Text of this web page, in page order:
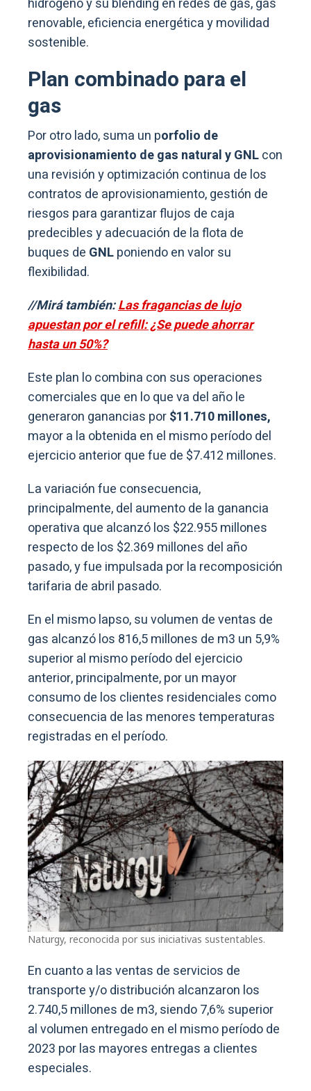
renovable, eficiencia energética y movilidad
sostenible.
Plan combinado para el
gas
Por otro lado, suma un porfolio de
aprovisionamiento de gas natural y GNLcon
una revisión y optimización continua de los
contratos de aprovisionamiento, gestión de
riesgos para garantizar flujos de caja
predecibles y adecuación de la flota de
buques de GNLponiendo en valor su
flexibilidad.
//Mirá también:Las fragancias de lujo
apuestan por el refill: ¿Se puede ahorrar
hasta un 50%?
Este plan lo combina con sus operaciones
comerciales que en lo que va del año le
generaron ganancias por$11.710 millones,
mayor a la obtenida en el mismo período del
ejercicio anterior que fue de $7.412 millones.
La variación fue consecuencia,
principalmente, del aumento de la ganancia
operativa que alcanzó los $22.955 millones
respecto de los $2.369 millones del año
pasado, y fue impulsada por la recomposición
tarifaria de abril pasado.
En el mismo lapso, su volumen de ventas de
gas alcanzó los 816,5 millones de m3 un 5,9%
superior al mismo período del ejercicio
anterior, principalmente, por un mayor
consumo de los clientes residenciales como
consecuencia de las menores temperaturas
registradas en el período.
Naturgy, reconocida por sus iniciativas sustentables.
En cuanto a las ventas de servicios de
transporte y/o distribución alcanzaron los
2.740,5 millones de m3, siendo 7,6% superior
al volumen entregado en el mismo período de
2023 por las mayores entregas a clientes
especiales.